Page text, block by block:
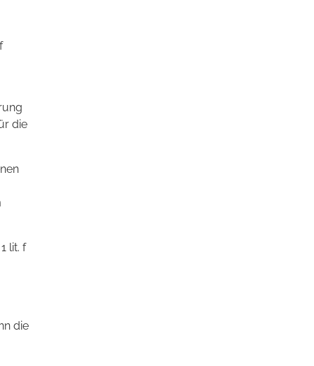
die
lit. f
die